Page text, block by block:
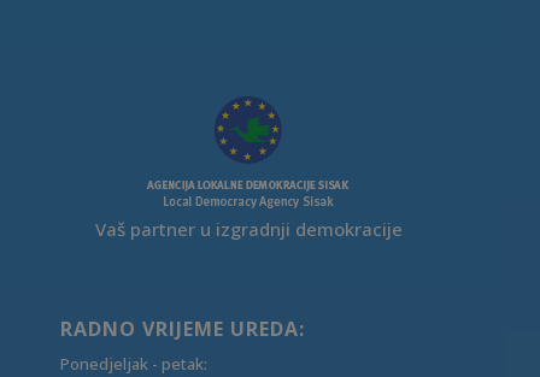
Vaš partner u izgradnji demokracije
RADNO VRIJEME UREDA:
Ponedjeljak - petak: